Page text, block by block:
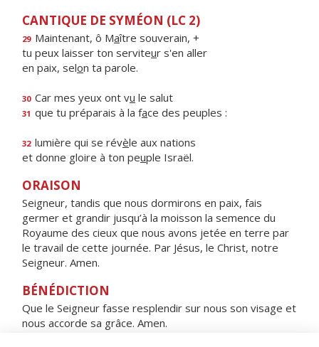
CANTIQUE DE SYMÉON (LC 2)
29 Maintenant, ô Maître souverain, +
tu peux laisser ton serviteur s'en aller
en paix, selon ta parole.
30 Car mes yeux ont vu le salut
31 que tu préparais à la face des peuples :
32 lumière qui se révèle aux nations
et donne gloire à ton peuple Israël.
ORAISON
Seigneur, tandis que nous dormirons en paix, fais
germer et grandir jusqu’à la moisson la semence du
Royaume des cieux que nous avons jetée en terre par
le travail de cette journée. Par Jésus, le Christ, notre
Seigneur. Amen.
BÉNÉDICTION
Que le Seigneur fasse resplendir sur nous son visage et
nous accorde sa grâce. Amen.